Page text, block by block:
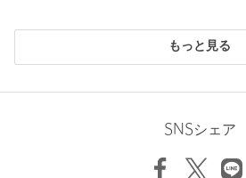
場合は、使用前に必ずご確認ください。
り、実際の色味と異なって見える場合が
※商品の色味の目安は、商品単体の画像
もっと見る
SNSシェア